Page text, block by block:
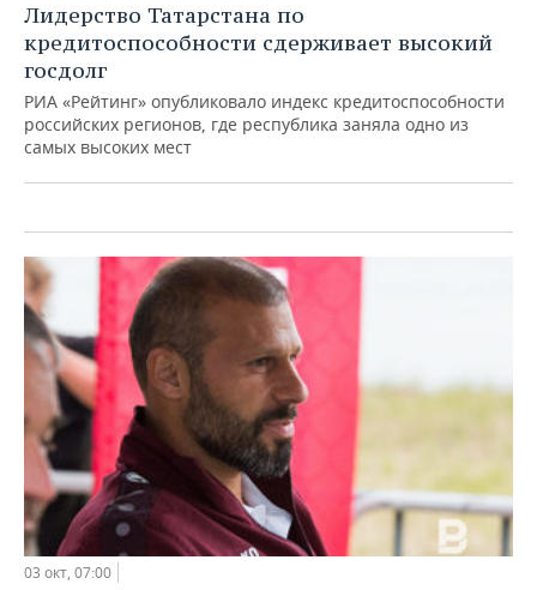
Лидерство Татарстана по
кредитоспособности сдерживает высокий
госдолг
РИА «Рейтинг» опубликовало индекс кредитоспособности
российских регионов, где республика заняла одно из
самых высоких мест
Спорт
Десять лет без побед. Как «Ростов»
снова деклассировал ЦСКА со счетом
2:0
03 окт, 07:00